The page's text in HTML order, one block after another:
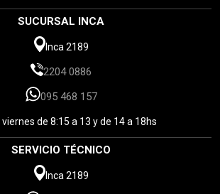
SUCURSAL INCA
Inca 2189
2204 0886
095 468 157
viernes de 8:15 a 13 y de 14 a 18hs
SERVICIO TÉCNICO
Inca 2189